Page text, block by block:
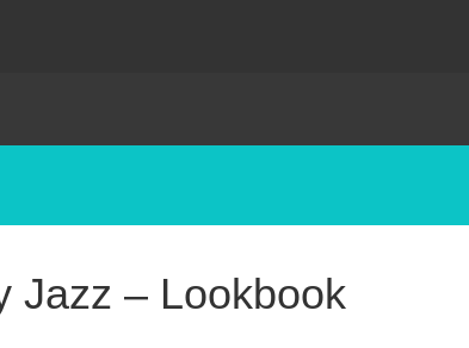
Jazz – Lookbook